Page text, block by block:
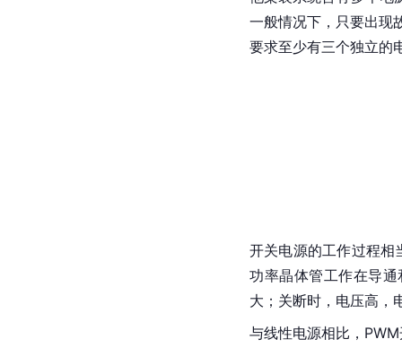
一般情况下，只要出现
要求至少有三个独立的
开关电源的工作过程相
功率晶体管工作在导
大；关断时，电压高，
与线性电源相比，